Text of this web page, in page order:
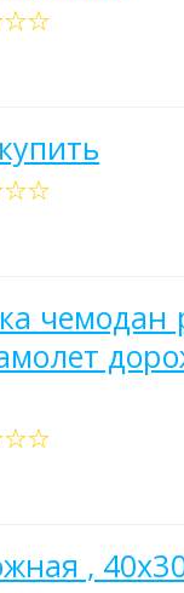
чемодан
,